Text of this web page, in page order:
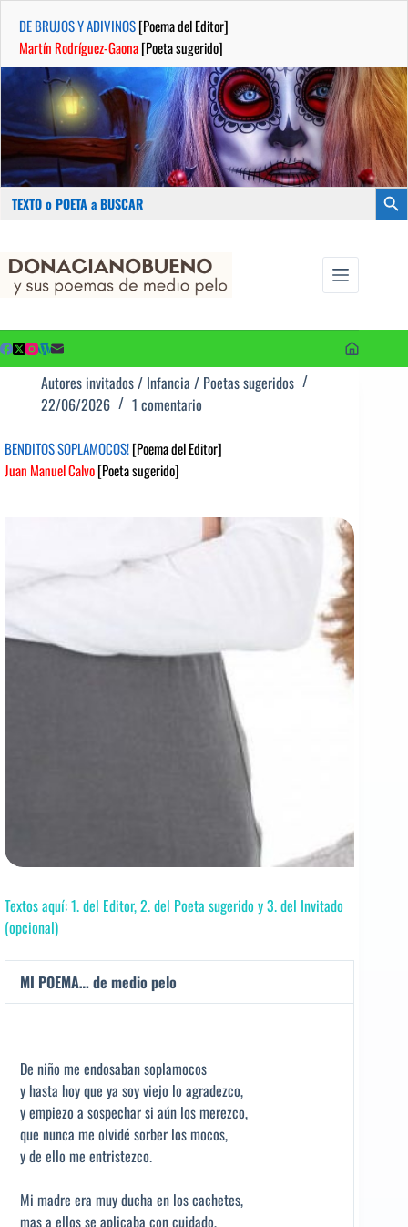
DE BRUJOS Y ADIVINOS[Poema del Editor]
Martín Rodríguez-Gaona[Poeta sugerido]
Buscar:
contenido
Autores invitados/ Infancia / Poetas sugeridos
22/06/2026
1 comentario
BENDITOS SOPLAMOCOS![Poema del Editor]
Juan Manuel Calvo[Poeta sugerido]
Textos aquí: 1. del Editor, 2. del Poeta sugerido y 3. del Invitado
(opcional)
MI POEMA… de medio pelo
De niño me endosaban soplamocos
y hasta hoy que ya soy viejo lo agradezco,
y empiezo a sospechar si aún los merezco,
que nunca me olvidé sorber los mocos,
y de ello me entristezco.
Mi madre era muy ducha en los cachetes,
mas a ellos se aplicaba con cuidado,